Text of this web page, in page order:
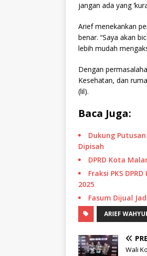
jangan ada yang
Arief menekankan
benar. “Saya akan
lebih mudah
Dengan
Kesehatan, dan
(lil).
Baca Juga:
Dukung
Dipisah
DPRD Kota
Fraksi PKS
2025
Fasum Dijual
ARIEF
Wali